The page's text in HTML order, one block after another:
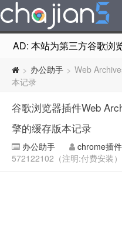
AD: 本站为第三方谷歌浏
> 办公助手 > Web
本记录
谷歌浏览器插件Web
擎的缓存版本记录
办公助手 chrome插
572122102（注明:付费安装）